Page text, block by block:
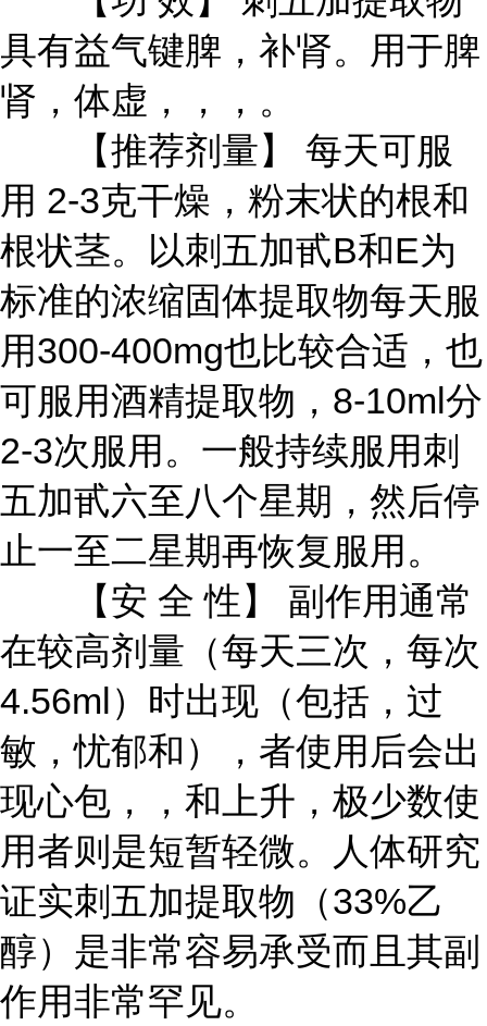
具有益气键脾，补肾。用于脾
肾，体虚，，，。
【推荐剂量】 每天可服
用 2-3克干燥，粉末状的根和
根状茎。以刺五加甙B和E为
标准的浓缩固体提取物每天服
用300-400mg也比较合适，也
可服用酒精提取物，8-10ml分
2-3次服用。一般持续服用刺
五加甙六至八个星期，然后停
止一至二星期再恢复服用。
【安 全 性】 副作用通常
在较高剂量（每天三次，每次
4.56ml）时出现（包括，过
敏，忧郁和），者使用后会出
现心包，，和上升，极少数使
用者则是短暂轻微。人体研究
证实刺五加提取物（33%乙
醇）是非常容易承受而且其副
作用非常罕见。